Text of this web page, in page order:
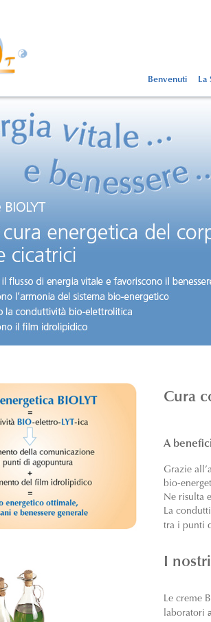
Benvenuti La
Cura
A
Grazie
bio-
Ne risulta
La
tra i punti
I
Le creme
laboratori